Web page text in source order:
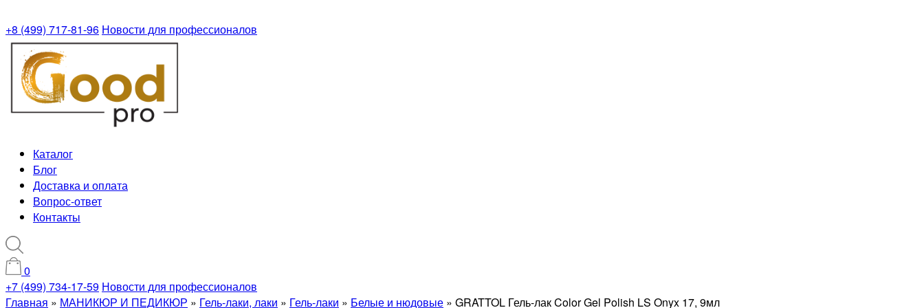
+8 (499) 717-81-96 Новости для профессионалов
Каталог
Блог
Доставка и оплата
Вопрос-ответ
Контакты
0
+7 (499) 734-17-59 Новости для профессионалов
Главная » МАНИКЮР И ПЕДИКЮР » Гель-лаки, лаки » Гель-лаки » Белые и нюдовые » GRATTOL Гель-лак Color Gel Polish LS Onyx 17, 9мл